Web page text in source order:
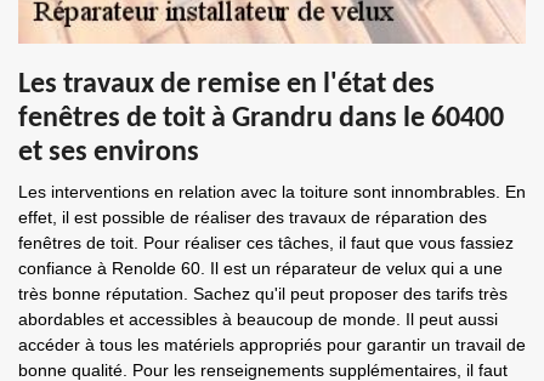
Les travaux de remise en l'état des
fenêtres de toit à Grandru dans le 60400
et ses environs
Les interventions en relation avec la toiture sont innombrables. En
effet, il est possible de réaliser des travaux de réparation des
fenêtres de toit. Pour réaliser ces tâches, il faut que vous fassiez
confiance à Renolde 60. Il est un réparateur de velux qui a une
très bonne réputation. Sachez qu'il peut proposer des tarifs très
abordables et accessibles à beaucoup de monde. Il peut aussi
accéder à tous les matériels appropriés pour garantir un travail de
bonne qualité. Pour les renseignements supplémentaires, il faut